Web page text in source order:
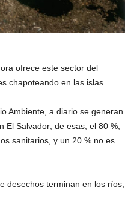
ofrece este sector del
chapoteando en las islas
Ambiente, a diario se generan
El Salvador; de esas, el 80 %,
sanitarios, y un 20 % no es
desechos terminan en los ríos,